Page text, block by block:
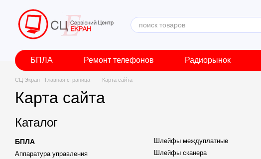
Перейти к основному контенту
БПЛА Ремонт телефонов Радиорынок
СЦ Экран - Главная страница Карта сайта
Карта сайта
Каталог
БПЛА
Аппаратура управления
Шлейфы междуплатные
Шлейфы сканера